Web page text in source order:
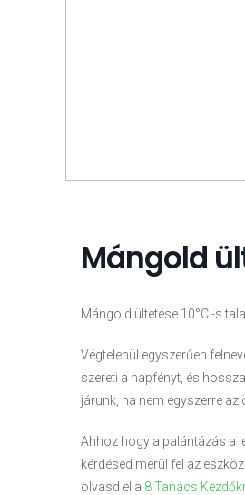
Mángold
Mángold ültetése 10°C -s
Végtelenül egyszerűen
szereti a napfényt, és
járunk, ha nem egyszerre az
Ahhoz hogy a palántázás a
kérdésed merül fel az
olvasd el a 8 Tanács